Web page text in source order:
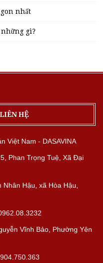
nhất
những gì?
HỆ
Việt Nam - DASAVINA
Phan Trọng Tuệ, Xã Đại
Nhân Hậu, xã Hòa Hậu,
Vĩnh Bảo, Phường Yên